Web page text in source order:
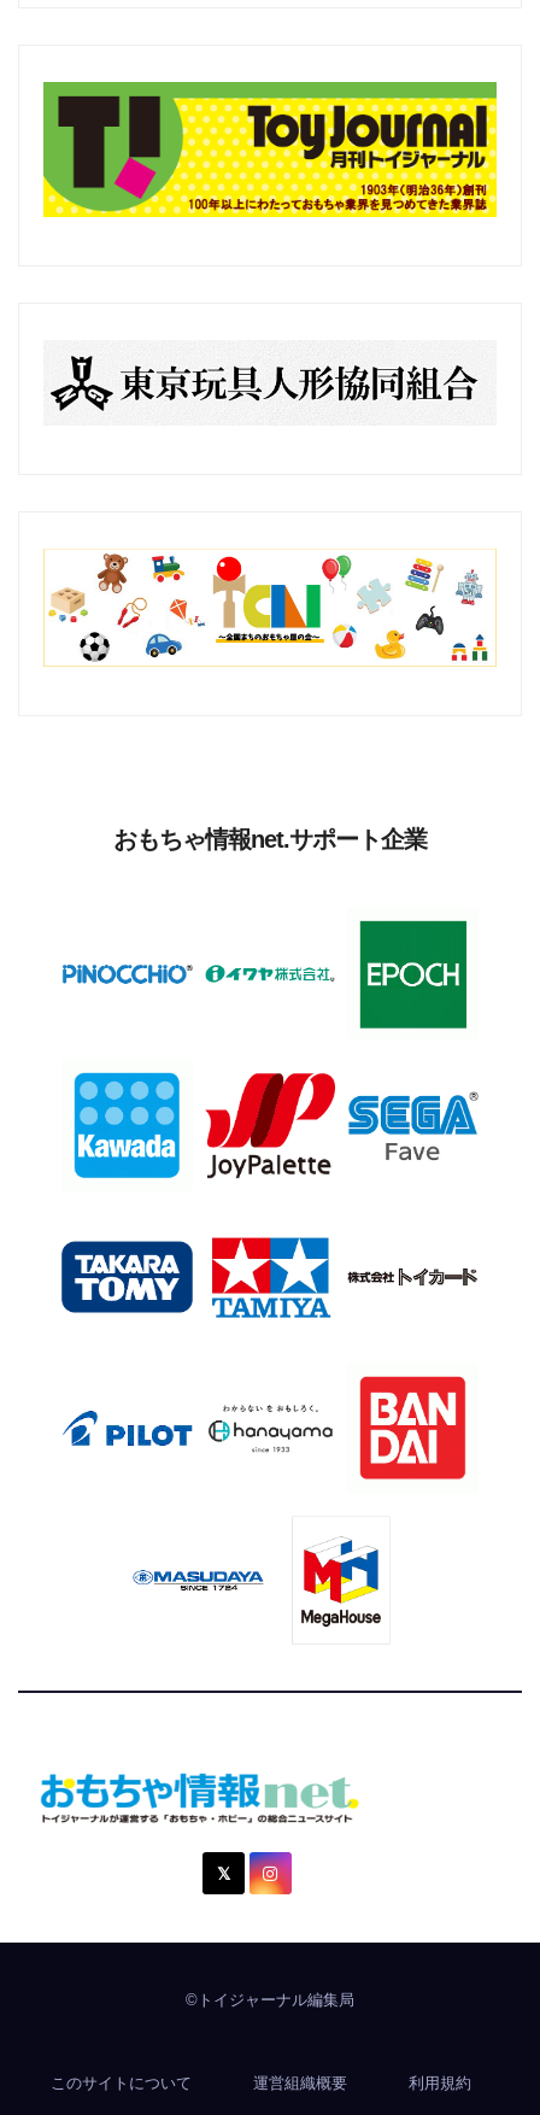
記
おもちゃ情報net.サポート企業
おもちゃ情報net.
トイジャーナルが運営する「おもちゃ・ホビー」の総合ニュ
©トイジャーナル編集局
このサイトについて 運営組織概要 利用規約